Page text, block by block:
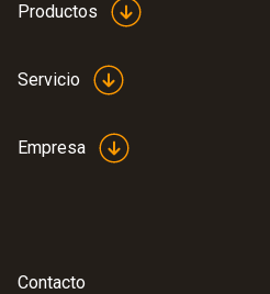
Productos
Servicio
Empresa
Contacto